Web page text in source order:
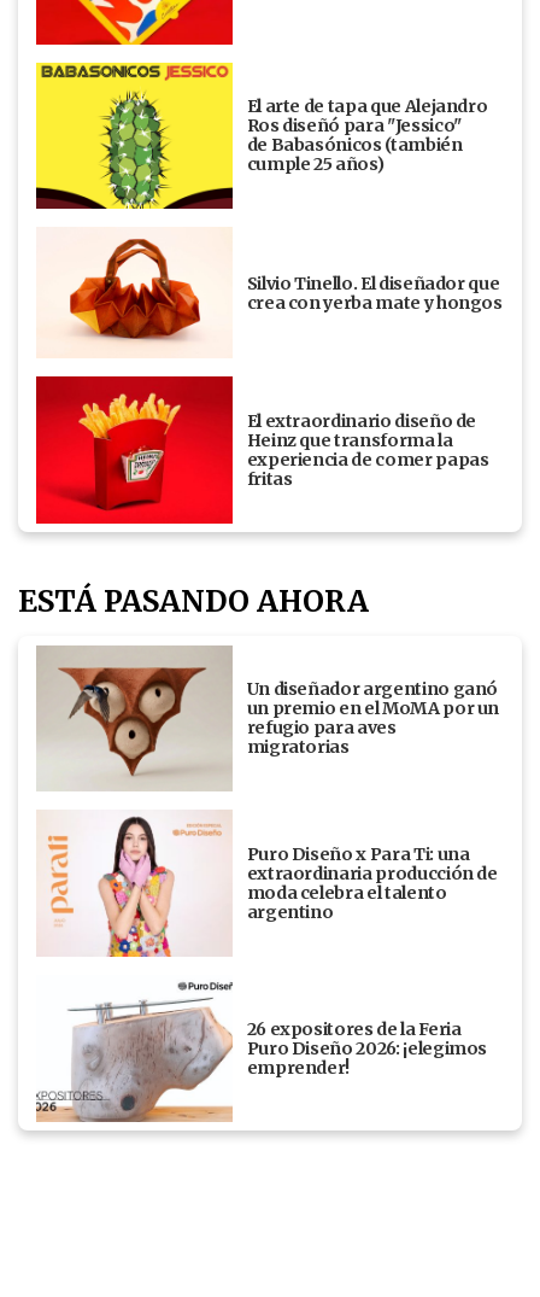
El arte de tapa que Alejandro
Ros diseñó para "Jessico"
de Babasónicos (también
cumple 25 años)
Silvio Tinello. El diseñador que
crea con yerba mate y hongos
El extraordinario diseño de
Heinz que transforma la
experiencia de comer papas
fritas
ESTÁ PASANDO AHORA
Un diseñador argentino ganó
un premio en el MoMA por un
refugio para aves
migratorias
Puro Diseño x Para Ti: una
extraordinaria producción de
moda celebra el talento
argentino
26 expositores de la Feria
Puro Diseño 2026: ¡elegimos
emprender!